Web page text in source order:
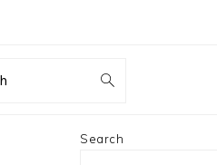
PRIMARY
Search